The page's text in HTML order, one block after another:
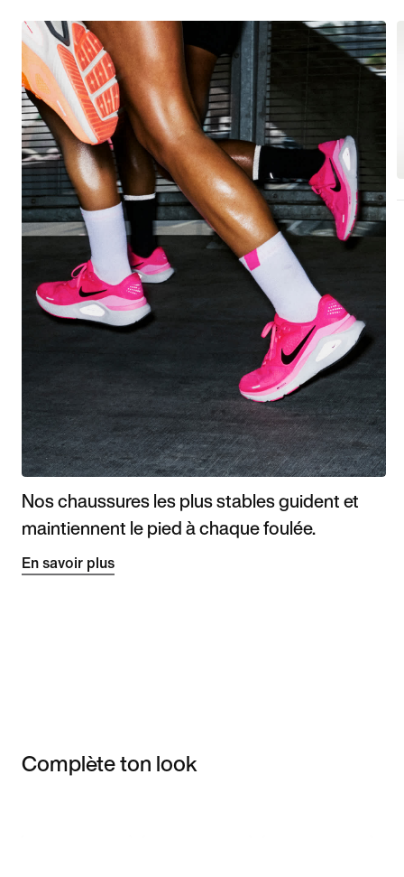
Nos chaussures les plus stables guident et
maintiennent le pied à chaque foulée.
En savoir plus
Complète ton look